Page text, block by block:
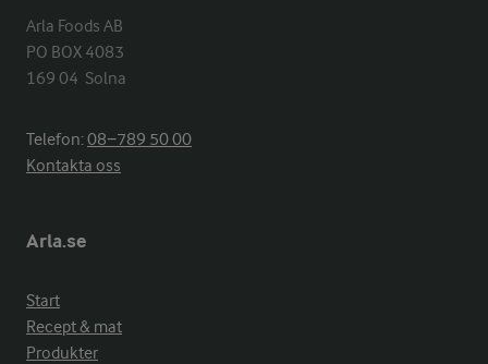
Arla Foods AB
PO BOX 4083
169 04  Solna
Telefon:08−789 50 00
Kontakta oss
Arla.se
Start
Recept & mat
Produkter